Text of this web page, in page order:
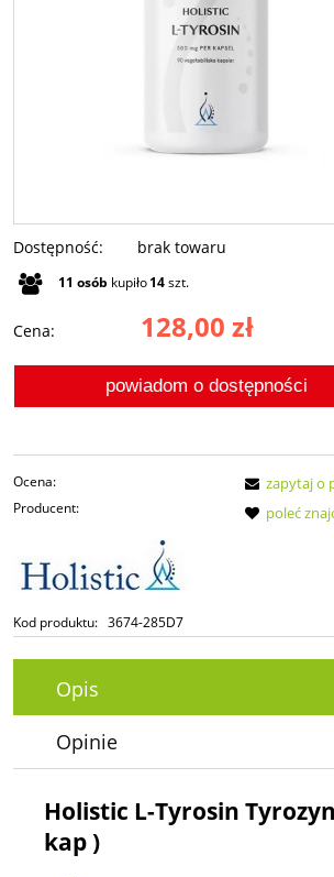
Dostępność: brak towaru
11 osób kupiło14szt.
Cena: 128,00 zł
powiadom o dostępności
Ocena:
Producent:
Kod produktu: 3674-285D7
zapytaj o
poleć
Opis
Opinie
Holistic L-Tyrosin
kap )